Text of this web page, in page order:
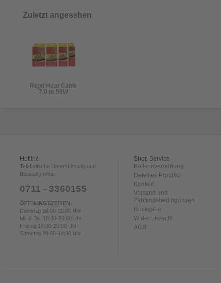
Zuletzt angesehen
Repti Heat Cable
7,0 m 50W
Hotline
Telefonische Unterstützung und
Beratung unter:
0711 - 3360155
ÖFFNUNGSZEITEN:
Dienstag 16:00-20:00 Uhr
Mi. & Do. 18:00-20:00 Uhr
Freitag 14:00-20:00 Uhr
Samstag 10:00-14:00 Uhr
Shop Service
Batterieverodnung
Defektes Produkt
Kontakt
Versand und
Zahlungsbedingungen
Rückgabe
Widerrufsrecht
AGB